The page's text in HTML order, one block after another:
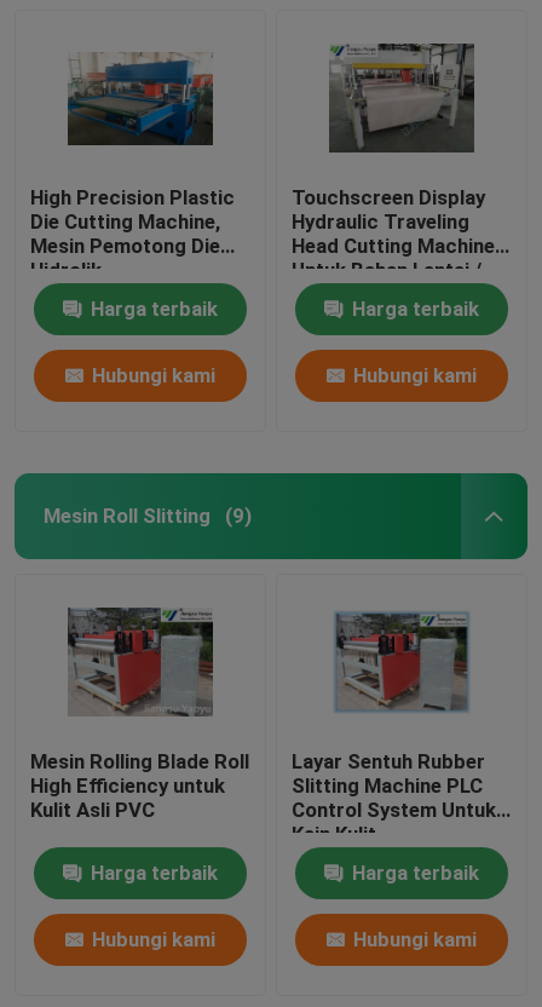
High Precision Plastic
Die Cutting Machine,
Mesin Pemotong Die
Hidrolik
Harga terbaik
Hubungi kami
Touchscreen Display
Hydraulic Traveling
Head Cutting Machine
Untuk Bahan Lantai /
Soft Film
Harga terbaik
Hubungi kami
Mesin Roll Slitting (9)
Mesin Rolling Blade Roll
High Efficiency untuk
Kulit Asli PVC
Harga terbaik
Hubungi kami
Layar Sentuh Rubber
Slitting Machine PLC
Control System Untuk
Kain Kulit
Harga terbaik
Hubungi kami